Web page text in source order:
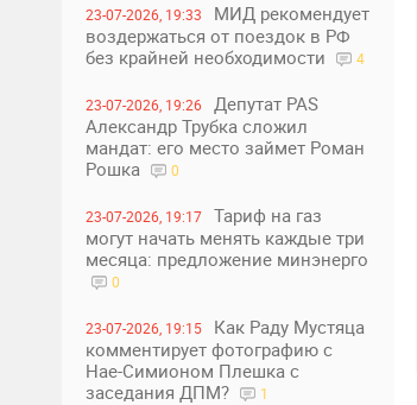
23-07-2026, 19:33
МИД рекомендует
воздержаться от поездок в РФ
без крайней необходимости
4
23-07-2026, 19:26
Депутат PAS
Александр Трубка сложил
мандат: его место займет Роман
Рошка
0
23-07-2026, 19:17
Тариф на газ
могут начать менять каждые три
месяца: предложение минэнерго
0
23-07-2026, 19:15
Как Раду Мустяца
комментирует фотографию с
Нае-Симионом Плешка с
заседания ДПМ?
1